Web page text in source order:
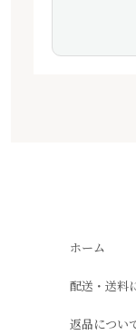
ホーム
配送・送料
返品につい